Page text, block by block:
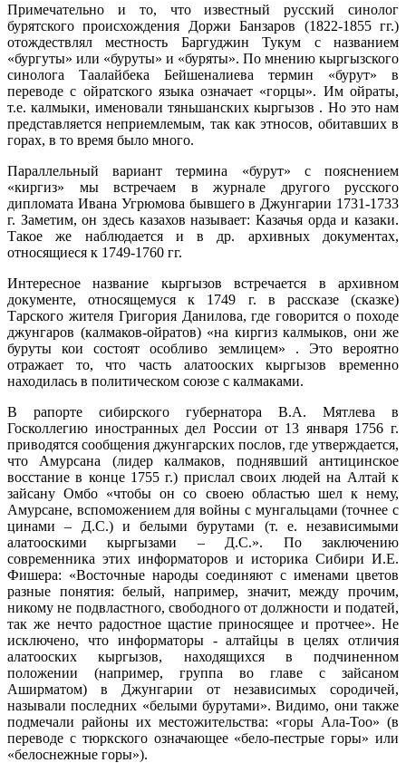
Примечательно и то, что известный русский синолог
бурятского происхождения Доржи Банзаров (1822-1855 гг.)
отождествлял местность Баргуджин Тукум с названием
«бургуты» или «буруты» и «буряты». По мнению кыргызского
синолога Таалайбека Бейшеналиева термин «бурут» в
переводе с ойратского языка означает «горцы». Им ойраты,
т.е. калмыки, именовали тяньшанских кыргызов . Но это нам
представляется неприемлемым, так как этносов, обитавших в
горах, в то время было много.
Параллельный вариант термина «бурут» с пояснением
«киргиз» мы встречаем в журнале другого русского
дипломата Ивана Угрюмова бывшего в Джунгарии 1731-1733
г. Заметим, он здесь казахов называет: Казачья орда и казаки.
Такое же наблюдается и в др. архивных документах,
относящиеся к 1749-1760 гг.
Интересное название кыргызов встречается в архивном
документе, относящемуся к 1749 г. в рассказе (сказке)
Тарского жителя Григория Данилова, где говорится о походе
джунгаров (калмаков-ойратов) «на киргиз калмыков, они же
буруты кои состоят особливо землицем» . Это вероятно
отражает то, что часть алатооских кыргызов временно
находилась в политическом союзе с калмаками.
В рапорте сибирского губернатора В.А. Мятлева в
Госколлегию иностранных дел России от 13 января 1756 г.
приводятся сообщения джунгарских послов, где утверждается,
что Амурсана (лидер калмаков, поднявший антицинское
восстание в конце 1755 г.) прислал своих людей на Алтай к
зайсану Омбо «чтобы он со своею областью шел к нему,
Амурсане, вспоможением для войны с мунгальцами (точнее с
цинами – Д.С.) и белыми бурутами (т. е. независимыми
алатооскими кыргызами – Д.С.». По заключению
современника этих информаторов и историка Сибири И.Е.
Фишера: «Восточные народы соединяют с именами цветов
разные понятия: белый, например, значит, между прочим,
никому не подвластного, свободного от должности и податей,
так же нечто радостное щастие приносящее и протчее». Не
исключено, что информаторы - алтайцы в целях отличия
алатооских кыргызов, находящихся в подчиненном
положении (например, группа во главе с зайсаном
Аширматом) в Джунгарии от независимых сородичей,
называли последних «белыми бурутами». Видимо, они также
подмечали районы их местожительства: «горы Ала-Тоо» (в
переводе с тюркского означающее «бело-пестрые горы» или
«белоснежные горы»).